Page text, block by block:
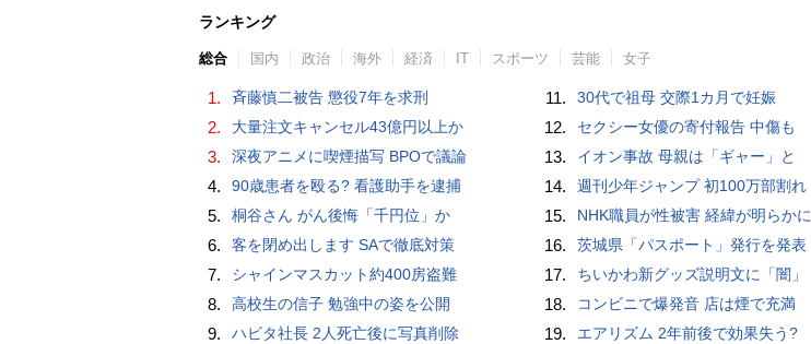
ランキング
総合 国内 政治 海外 経済 IT スポーツ 芸能 女子
1. 斉藤慎二被告 懲役7年を求刑
2. 大量注文キャンセル43億円以上か
3. 深夜アニメに喫煙描写 BPOで議論
4. 90歳患者を殴る? 看護助手を逮捕
5. 桐谷さん がん後悔「千円位」か
6. 客を閉め出します SAで徹底対策
7. シャインマスカット約400房盗難
8. 高校生の信子 勉強中の姿を公開
9. ハビタ社長 2人死亡後に写真削除
11. 30代で祖母 交際1カ月で妊娠
12. セクシー女優の寄付報告 中傷も
13. イオン事故 母親は「ギャー」と
14. 週刊少年ジャンプ 初100万部割れ
15. NHK職員が性被害 経緯が明らかに
16. 茨城県「パスポート」発行を発表
17. ちいかわ新グッズ説明文に「闇」
18. コンビニで爆発音 店は煙で充満
19. エアリズム 2年前後で効果失う?